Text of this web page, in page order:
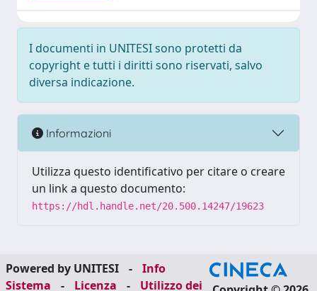
I documenti in UNITESI sono protetti da
copyright e tutti i diritti sono riservati, salvo
diversa indicazione.
Informazioni
Utilizza questo identificativo per citare o creare
un link a questo documento:
https://hdl.handle.net/20.500.14247/19623
Powered by UNITESI -
Info
Sistema
- Licenza - Utilizzo dei